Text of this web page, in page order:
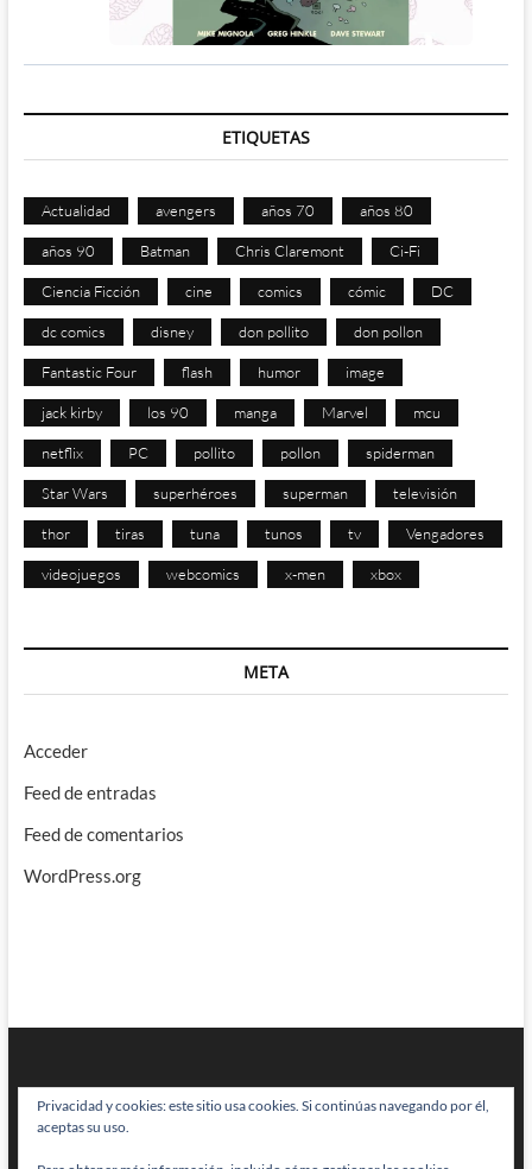
ETIQUETAS
Actualidad avengers años 70 años 80
años 90 Batman Chris Claremont Ci-Fi
Ciencia Ficción cine comics cómic DC
dc comics disney don pollito don pollon
Fantastic Four flash humor image
jack kirby los 90 manga Marvel mcu
netflix PC pollito pollon spiderman
Star Wars superhéroes superman televisión
thor tiras tuna tunos tv Vengadores
videojuegos webcomics x-men xbox
META
Acceder
Feed de entradas
Feed de comentarios
WordPress.org
Privacidad y cookies: este sitio usa cookies. Si continúas navegando por él,
aceptas su uso.